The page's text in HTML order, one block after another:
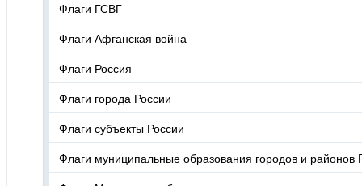
Флаги ГСВГ
Флаги Афганская война
Флаги Россия
Флаги города России
Флаги субъекты России
Флаги муниципальные образования городов и районов